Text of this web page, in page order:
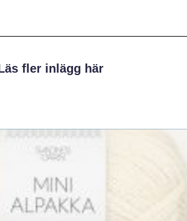
fler inlägg här